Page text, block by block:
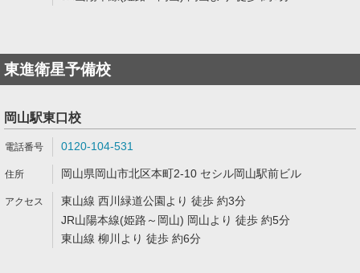
東進衛星予備校
岡山駅東口校
0120-104-531
岡山県岡山市北区本町2-10 セシル岡山駅前ビル
東山線 西川緑道公園より 徒歩 約3分
JR山陽本線(姫路～岡山) 岡山より 徒歩 約5分
東山線 柳川より 徒歩 約6分